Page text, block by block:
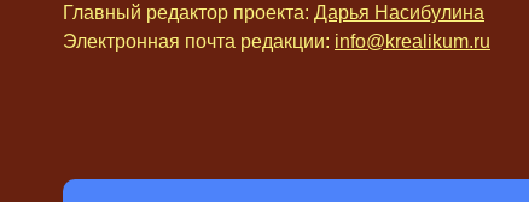
Главный редактор проекта: Дарья Насибулина
Электронная почта редакции: info@krealikum.ru